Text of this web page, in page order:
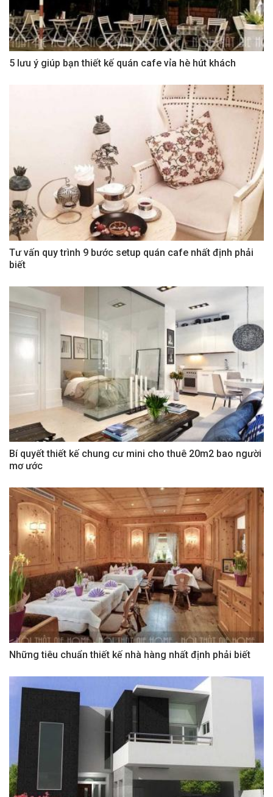
5 lưu ý giúp bạn thiết kế quán cafe vỉa hè hút khách
Tư vấn quy trình 9 bước setup quán cafe nhất định phải
biết
Bí quyết thiết kế chung cư mini cho thuê 20m2 bao người
mơ ước
Những tiêu chuẩn thiết kế nhà hàng nhất định phải biết